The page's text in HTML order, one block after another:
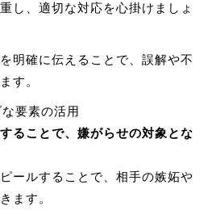
し、適切な対応を心掛けましょ
明確に伝えることで、誤解や不
す。
要素の活用
ることで、嫌がらせの対象とな
ールすることで、相手の嫉妬や
ます。